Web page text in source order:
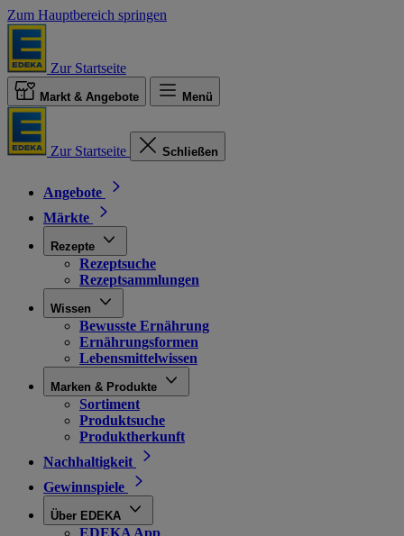
Zum Hauptbereich springen
Zur Startseite
Markt & Angebote Menü
Zur Startseite Schließen
Angebote
Märkte
Rezepte
Rezeptsuche
Rezeptsammlungen
Wissen
Bewusste Ernährung
Ernährungsformen
Lebensmittelwissen
Marken & Produkte
Sortiment
Produktsuche
Produktherkunft
Nachhaltigkeit
Gewinnspiele
Über EDEKA
EDEKA App